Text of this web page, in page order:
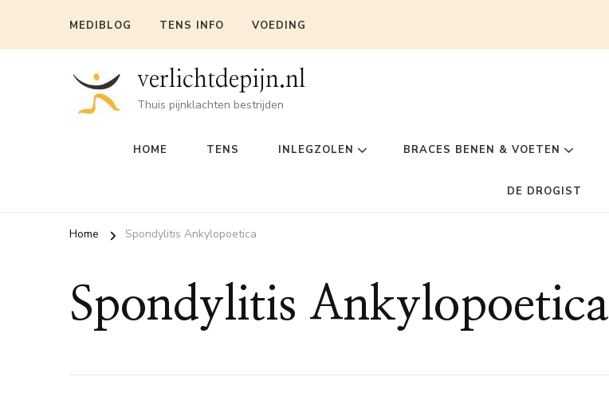
MEDIBLOG TENS INFO VOEDING
verlichtdepijn.nl
Thuis pijnklachten bestrijden
HOME TENS INLEGZOLEN BRACES BENEN & VOETEN
DE DROGIST
Home Spondylitis Ankylopoetica
Spondylitis Ankylopoetica